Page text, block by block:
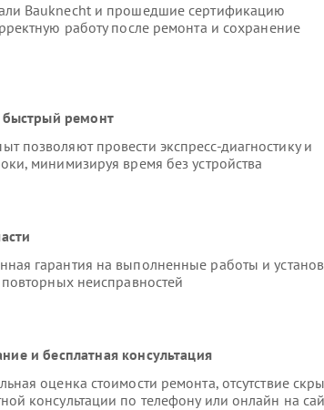
Bauknecht и прошедшие сертификацию
работу после ремонта и сохранение
быстрый ремонт
позволяют провести экспресс-диагностику и
минимизируя время без устройства
гарантия на выполненные работы и
неисправностей
и бесплатная консультация
оценка стоимости ремонта, отсутствие
консультации по телефону или онлайн на